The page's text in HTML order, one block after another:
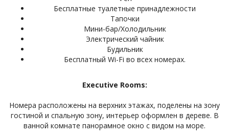
Бесплатные туалетные принадлежности
Тапочки
Мини-бар/Холодильник
Электрический чайник
Будильник
Бесплатный Wi-Fi во всех номерах.
Executive Rooms:
Номера расположены на верхних этажах, поделены на зону
гостиной и спальную зону, интерьер оформлен в дереве. В
ванной комнате панорамное окно с видом на море.